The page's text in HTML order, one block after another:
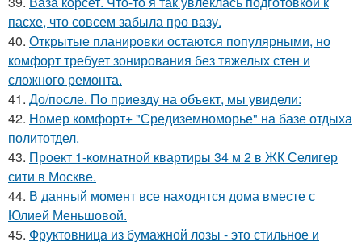
пасхе, что совсем забыла про вазу.
40. Открытые планировки остаются популярными, но
комфорт требует зонирования без тяжелых стен и
сложного ремонта.
41. До/после. По приезду на объект, мы увидели:
42. Номер комфорт+ "Средиземноморье" на базе отдыха
политотдел.
43. Проект 1-комнатной квартиры 34 м 2 в ЖК Селигер
сити в Москве.
44. В данный момент все находятся дома вместе с
Юлией Меньшовой.
45. Фруктовница из бумажной лозы - это стильное и